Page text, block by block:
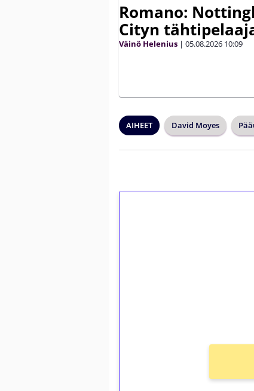
Romano:
Cityn
Väinö Helenius | 05.08.2026 10:09
AIHEET David Moyes